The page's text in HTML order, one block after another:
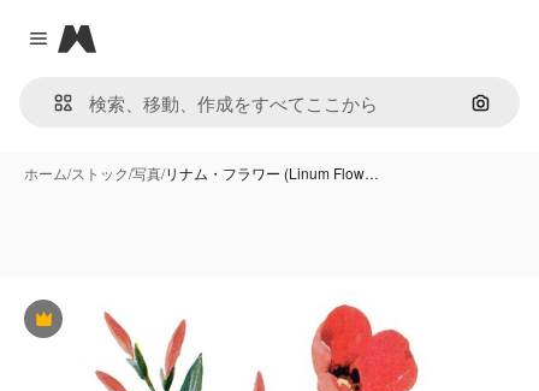
Close menu
Magnific
画像で
ホーム/ストック/写真/リナム・フラワー (Linum Flow…
Premium